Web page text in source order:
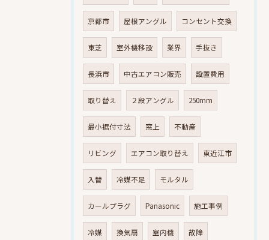
京都市 屋根アングル コンセント交換
東芝 室外機移設 業界 手抜き
長浜市 中古エアコン販売 設置費用
取り替え ２段アングル 250mm
最小据付寸法 窓上 不動産
リビング エアコン取り替え 東近江市
入替 冷媒不足 モルタル
カールプラグ Panasonic 施工事例
冷媒 換気扇 室内機 故障